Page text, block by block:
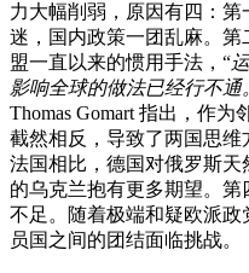
力大幅削弱，原因有四：
迷，国内政策一团乱麻。第
盟一直以来的惯用手法，“
影响全球的做法已经行不通
Thomas Gomart 指出，作
截然相反，导致了两国思
法国相比，德国对俄罗斯
的乌克兰抱有更多期望。
不足。随着极端和疑欧派
员国之间的团结面临挑战。